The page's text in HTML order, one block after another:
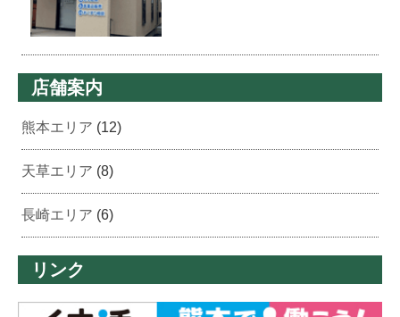
店舗案内
熊本エリア (12)
天草エリア (8)
長崎エリア (6)
リンク